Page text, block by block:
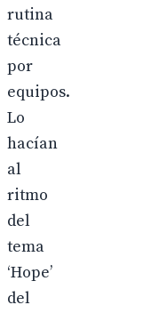
rutina
técnica
por
equipos.
Lo
hacían
al
ritmo
del
tema
‘Hope’
del